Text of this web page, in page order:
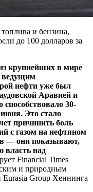
и бензина,
до 100 долларов за
крупнейших в мире
ведущим
нефти уже был
Аравией и
30-
Это стало
причинить боль
с газом на нефтяном
— они показывают,
власть над
Financial Times
и природным
Eurasia Group Хеннинга